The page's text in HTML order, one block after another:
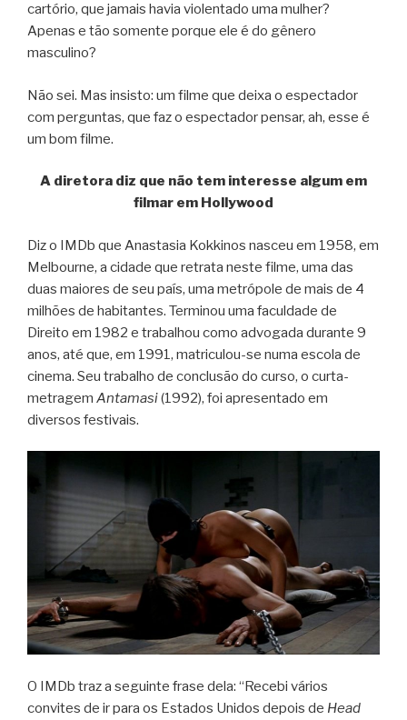
cartório, que jamais havia violentado uma mulher?
Apenas e tão somente porque ele é do gênero
masculino?
Não sei. Mas insisto: um filme que deixa o espectador
com perguntas, que faz o espectador pensar, ah, esse é
um bom filme.
A diretora diz que não tem interesse algum em
filmar em Hollywood
Diz o IMDb que Anastasia Kokkinos nasceu em 1958, em
Melbourne, a cidade que retrata neste filme, uma das
duas maiores de seu país, uma metrópole de mais de 4
milhões de habitantes. Terminou uma faculdade de
Direito em 1982 e trabalhou como advogada durante 9
anos, até que, em 1991, matriculou-se numa escola de
cinema. Seu trabalho de conclusão do curso, o curta-
metragem Antamasi(1992), foi apresentado em
diversos festivais.
O IMDb traz a seguinte frase dela: “Recebi vários
convites de ir para os Estados Unidos depois de Head